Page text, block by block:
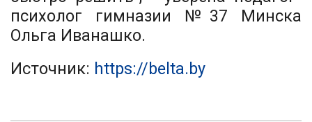
психолог гимназии №37 Минска
Ольга Иванашко.
Источник: https://belta.by